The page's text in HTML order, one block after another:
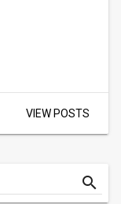
VIEW POSTS
Search
for
search